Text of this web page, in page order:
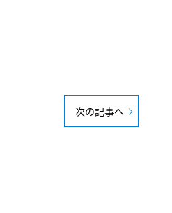
次の記事へ